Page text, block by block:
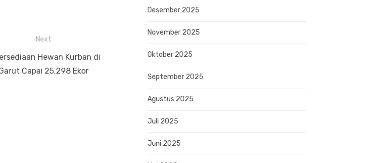
Next
Hewan Kurban di
Capai 25.298 Ekor
Desember 2025
November 2025
Oktober 2025
September 2025
Agustus 2025
Juli 2025
Juni 2025